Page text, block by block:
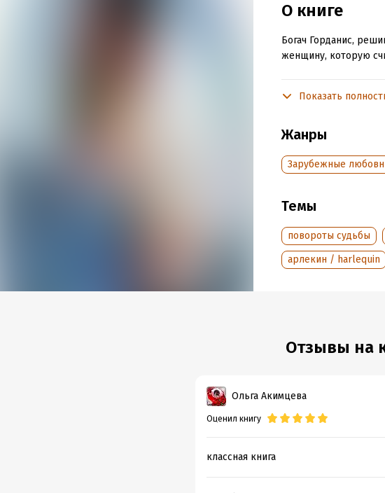
О книге
Богач Горданис,
женщину, которую
Подробная
Год издания:
Показать
Жанры
Зарубежные
Темы
повороты судьбы
арлекин / harlequin
Отзывы на
Ольга Акимцева
Оценил книгу
классная книга